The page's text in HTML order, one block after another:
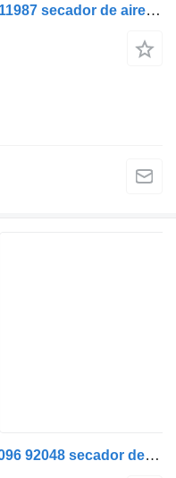
Knorr-Bremse LF45 (01.01-) K011987 secador de aire para DAF LF45, LF55, LF180, CF65, CF75, CF85 (2001-) cabeza tractora
VOLVO,HALDEX B9 (01.02-) 93096 92048 secador de aire para Volvo B6, B7, B9, B10, B12 bus (1978-2011) autobús